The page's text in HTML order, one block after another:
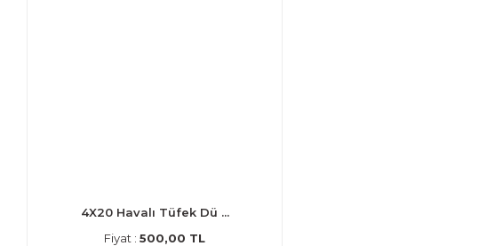
4X20 Havalı Tüfek Dü ...
Fiyat : 500,00 TL